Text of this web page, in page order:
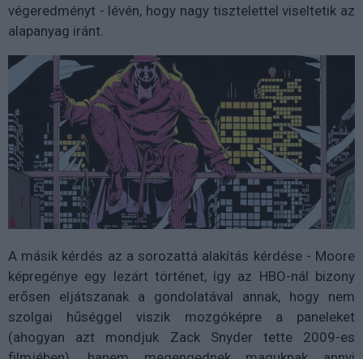
végeredményt - lévén, hogy nagy tisztelettel viseltetik az
alapanyag iránt.
A másik kérdés az a sorozattá alakítás kérdése - Moore
képregénye egy lezárt történet, így az HBO-nál bizony
erősen eljátszanak a gondolatával annak, hogy nem
szolgai hűséggel viszik mozgóképre a paneleket
(ahogyan azt mondjuk Zack Snyder tette 2009-es